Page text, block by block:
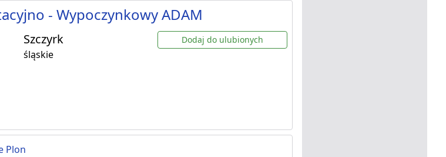
- Wypoczynkowy ADAM
Szczyrk
śląskie
Dodaj do ulubionych
Plon